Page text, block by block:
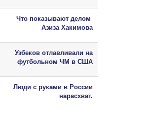
Что показывают делом
Азиза Хакимова
Узбеков отлавливали на
футбольном ЧМ в США
Люди с руками в России
нарасхват.